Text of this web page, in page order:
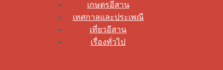
เกษตรอีสาน
เทศกาลและประเพณี
เที่ยวอีสาน
เรื่องทั่วไป